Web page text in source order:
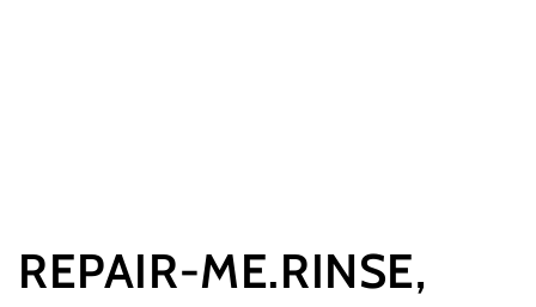
REPAIR-ME.RINSE,